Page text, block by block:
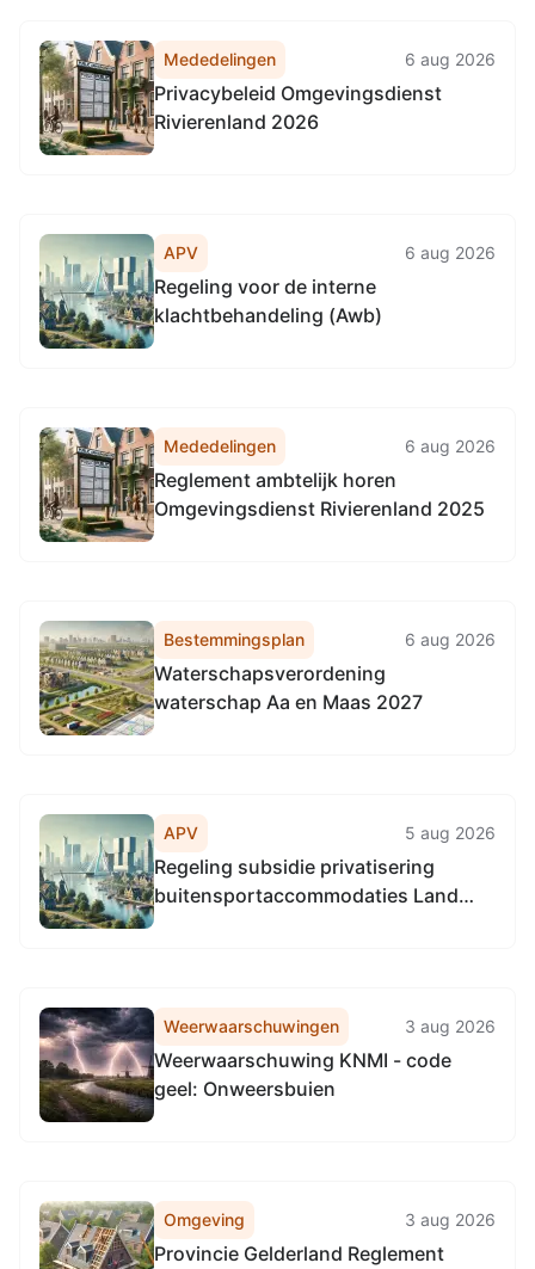
Mededelingen 6 aug 2026
Privacybeleid Omgevingsdienst
Rivierenland 2026
APV 6 aug 2026
Regeling voor de interne
klachtbehandeling (Awb)
Mededelingen 6 aug 2026
Reglement ambtelijk horen
Omgevingsdienst Rivierenland 2025
Bestemmingsplan 6 aug 2026
Waterschapsverordening
waterschap Aa en Maas 2027
APV 5 aug 2026
Regeling subsidie privatisering
buitensportaccommodaties Land
Weerwaarschuwingen 3 aug 2026
Weerwaarschuwing KNMI - code
geel: Onweersbuien
Omgeving 3 aug 2026
Provincie Gelderland Reglement